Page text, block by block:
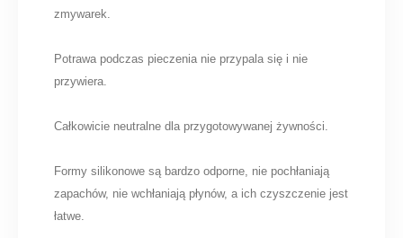
zmywarek.
Potrawa podczas pieczenia nie przypala się i nie
przywiera.
Całkowicie neutralne dla przygotowywanej żywności.
Formy silikonowe są bardzo odporne, nie pochłaniają
zapachów, nie wchłaniają płynów, a ich czyszczenie jest
łatwe.